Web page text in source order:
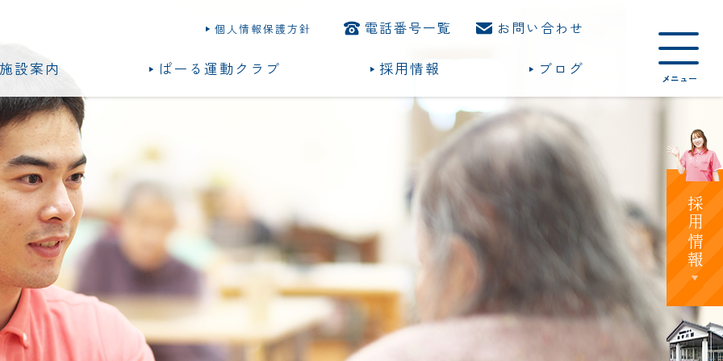
個人情報保護方針 電話番号一覧 お問い合わせ
施設案内 ぱーる運動クラブ 採用情報 ブログ
採用情報